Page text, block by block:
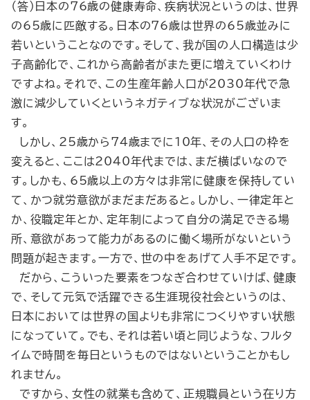
（答）日本の76歳の健康寿命、疾病状況というのは、世界
の65歳に匹敵する。日本の76歳は世界の65歳並みに
若いということなのです。そして、我が国の人口構造は少
子高齢化で、これから高齢者がまた更に増えていくわけ
ですよね。それで、この生産年齢人口が2030年代で急
激に減少していくというネガティブな状況がございま
す。
しかし、25歳から74歳までに10年、その人口の枠を
変えると、ここは2040年代までは、まだ横ばいなので
す。しかも、65歳以上の方々は非常に健康を保持してい
て、かつ就労意欲がまだまだあると。しかし、一律定年と
か、役職定年とか、定年制によって自分の満足できる場
所、意欲があって能力があるのに働く場所がないという
問題が起きます。一方で、世の中をあげて人手不足です。
だから、こういった要素をつなぎ合わせていけば、健康
で、そして元気で活躍できる生涯現役社会というのは、
日本においては世界の国よりも非常につくりやすい状態
になっていて。でも、それは若い頃と同じような、フルタ
イムで時間を毎日というものではないということかもし
れません。
ですから、女性の就業も含めて、正規職員という在り方